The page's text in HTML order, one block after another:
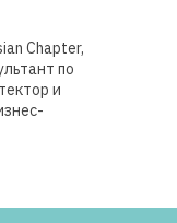
Chapter,
по
и